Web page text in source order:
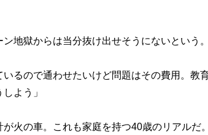
地獄からは当分抜け出せそうにないという。
るので通わせたいけど問題はその費用。教
よう」
火の車。これも家庭を持つ40歳のリアルだ。